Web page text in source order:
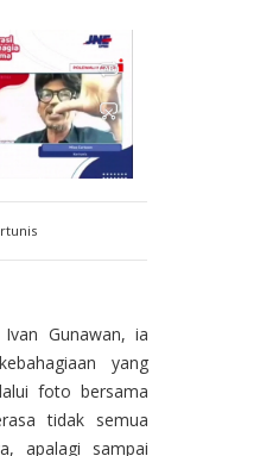
Gunawan, ia
yang
foto bersama
tidak semua
apalagi sampai